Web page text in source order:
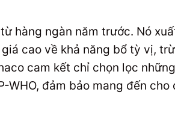
hàng ngàn năm trước. Nó
cao về khả năng bổ tỳ vị,
cam kết chỉ chọn lọc
WHO, đảm bảo mang đến cho